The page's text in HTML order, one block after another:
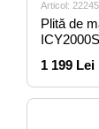
Articol:
Plită de
1 199 Lei